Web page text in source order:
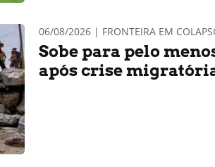
06/08/2026 | FRONTEIRA EM
Sobe para pelo
após crise